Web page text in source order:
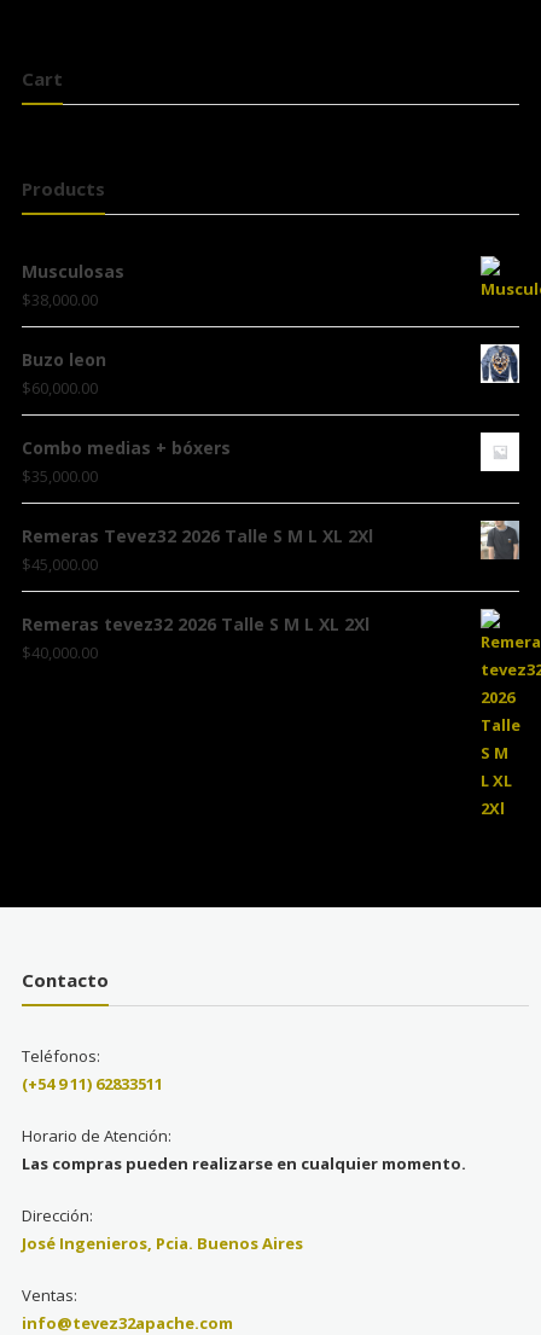
Cart
Products
Musculosas
$38,000.00
Buzo leon
$60,000.00
Combo medias + bóxers
$35,000.00
Remeras Tevez32 2026 Talle S M L XL 2Xl
$45,000.00
Remeras tevez32 2026 Talle S M L XL 2Xl
$40,000.00
Contacto
Teléfonos:
(+54 9 11) 62833511
Horario de Atención:
Las compras pueden realizarse en cualquier momento.
Dirección:
José Ingenieros, Pcia. Buenos Aires
Ventas:
info@tevez32apache.com